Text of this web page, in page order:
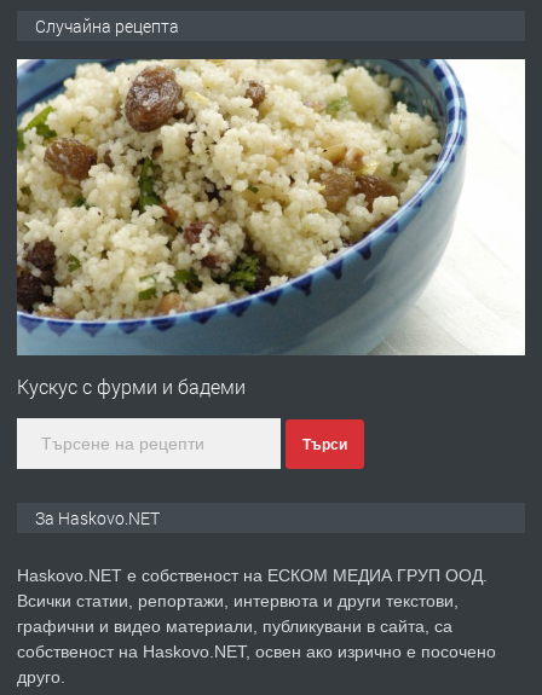
градската градина!
преди 1 ден
ПРЕДЛАГА
ПРОСТОРЕН ТРИСТАЕН
АПАРТАМЕНТ В НОВА СГРАДА КВ.
КУБА
ПРЕДЛАГА
Продавам парцел в гр. Хасково кв.
асфалт 0889 537 426
преди 2 дни
ПРЕДЛАГА
№4119 Едностаен обзаведен
Случайна рецепта
Кускус с фурми и бадеми
Търси
За Haskovo.NET
Haskovo.NET е собственост на ЕСКОМ МЕДИА ГРУП ООД.
Всички статии, репортажи, интервюта и други текстови,
графични и видео материали, публикувани в сайта, са
собственост на Haskovo.NET, освен ако изрично е посочено
друго.